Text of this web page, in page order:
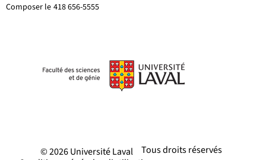
Composer le 418 656-5555
Tous droits réservés
© 2026 Université Laval